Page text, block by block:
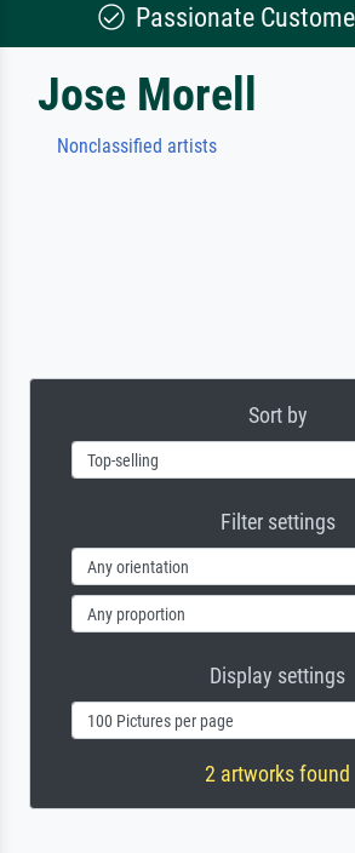
Passionate
Jose Morell
Nonclassified artists
Sort by
Filter settings
Display settings
2 artworks found